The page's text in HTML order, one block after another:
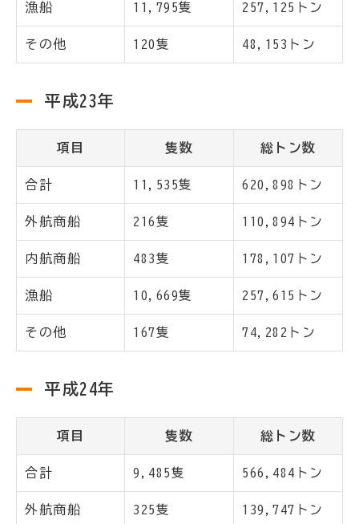
漁船 11,795隻 257,125トン
その他 120隻 48,153トン
平成23年
項目 隻数 総トン数
合計 11,535隻 620,898トン
外航商船 216隻 110,894トン
内航商船 483隻 178,107トン
漁船 10,669隻 257,615トン
その他 167隻 74,282トン
平成24年
項目 隻数 総トン数
合計 9,485隻 566,484トン
外航商船 325隻 139,747トン